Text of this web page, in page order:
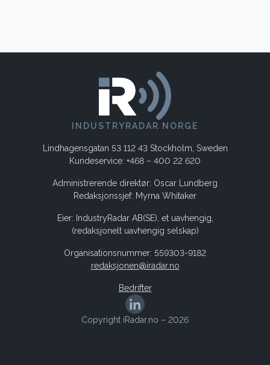
INDUSTRYRADAR NORGE
Lindhagensgatan 53 112 43 Stockholm, Sweden
Kundeservice: +468 – 400 22 620
Administrerende direktør: Oscar Lundberg
Redaksjonssjef: Myrna Whitaker
Eier: IndustryRadar AB(SE), et uavhengig,
(redaksjonelt uavhengig selskap)
Organisationsnummer: 559303-9182
redaksjonen@iradar.no
Bedrifter
Copyright iRadar.no – 2026